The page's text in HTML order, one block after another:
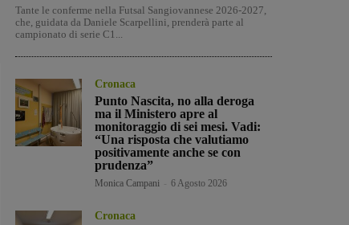
Tante le conferme nella Futsal Sangiovannese 2026-2027,
che, guidata da Daniele Scarpellini, prenderà parte al
campionato di serie C1...
Cronaca
Punto Nascita, no alla deroga
ma il Ministero apre al
monitoraggio di sei mesi. Vadi:
“Una risposta che valutiamo
positivamente anche se con
prudenza”
Monica Campani 6 Agosto 2026
Cronaca